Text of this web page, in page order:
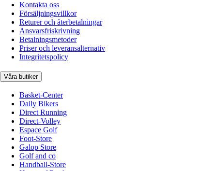
Kontakta oss
Försäljningsvillkor
Returer och återbetalningar
Ansvarsfriskrivning
Betalningsmetoder
Priser och leveransalternativ
Integritetspolicy
Våra butiker
Basket-Center
Daily Bikers
Direct Running
Direct-Volley
Espace Golf
Foot-Store
Galop Store
Golf and co
Handball-Store